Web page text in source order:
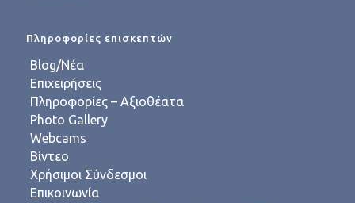
Πληροφορίες επισκεπτών
Blog/Νέα
Επιχειρήσεις
Πληροφορίες – Αξιοθέατα
Photo Gallery
Webcams
Βίντεο
Χρήσιμοι Σύνδεσμοι
Επικοινωνία